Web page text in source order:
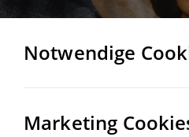
Möchten Sie
Objekte informiert
Notwendige
Marketing